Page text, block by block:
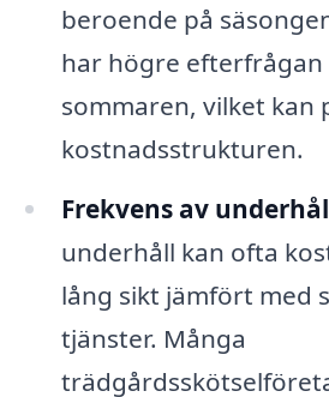
beroende på
har högre efterfrågan
sommaren, vilket kan
kostnadsstrukturen.
Frekvens av
underhåll kan ofta
lång sikt jämfört med
tjänster. Många